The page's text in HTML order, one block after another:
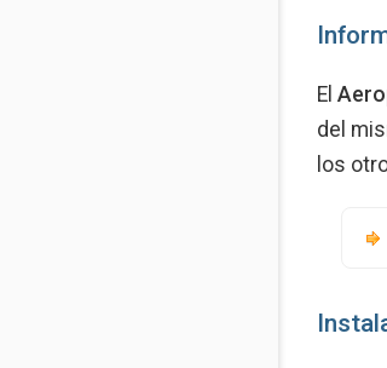
El
del
los